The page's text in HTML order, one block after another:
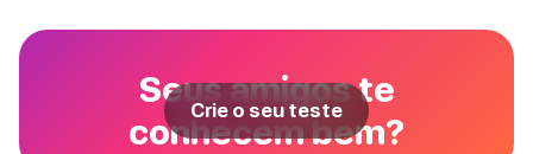
Seus amigos te
conhecem bem?
Crie o seu teste